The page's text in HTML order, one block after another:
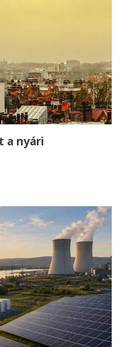
a nyári